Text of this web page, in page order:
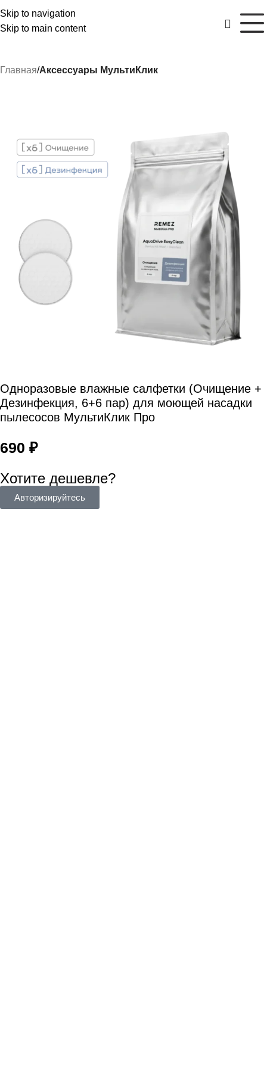
Skip to navigation
Skip to main content
Главная Аксессуары МультиКлик
Одноразовые влажные салфетки (Очищение +
Дезинфекция, 6+6 пар) для моющей насадки
пылесосов МультиКлик Про
690 ₽
Хотите дешевле?
Авторизируйтесь